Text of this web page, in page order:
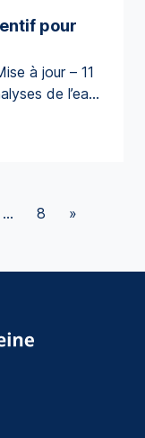
Préparez-
pour
à jour – 11
de l’eau
être bouillie.
– Lundi 7
… 8 »